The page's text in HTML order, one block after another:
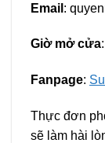
Email :
Giờ mở cửa
Fanpage:
Thực đơn
sẽ làm hài